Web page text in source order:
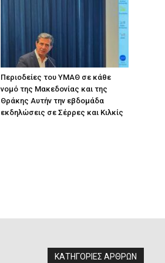
Περιοδείες του ΥΜΑΘ σε κάθε
νομό της Μακεδονίας και της
Θράκης Αυτήν την εβδομάδα
εκδηλώσεις σε Σέρρες και Κιλκίς
ΚΑΤΗΓΟΡΙΕΣ ΑΡΘΡΩΝ